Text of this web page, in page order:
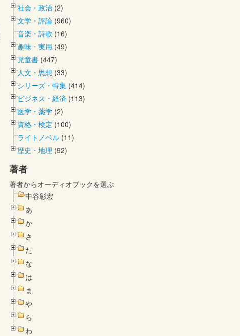
社会・政治 (2)
文学・評論 (960)
音楽・詩歌 (16)
趣味・実用 (49)
児童書 (447)
人文・思想 (33)
シリーズ・特集 (414)
ビジネス・経済 (113)
医学・薬学 (2)
資格・検定 (100)
ライトノベル (11)
歴史・地理 (92)
著者
著者からオーディオブックを選ぶ
中谷彰宏
あ
か
さ
た
な
は
ま
や
ら
わ